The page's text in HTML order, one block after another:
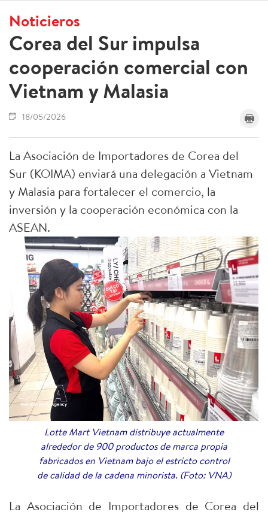
Noticieros
Corea del Sur impulsa
cooperación comercial con
Vietnam y Malasia
18/05/2026
La Asociación de Importadores de Corea del
Sur (KOIMA) enviará una delegación a Vietnam
y Malasia para fortalecer el comercio, la
inversión y la cooperación económica con la
ASEAN.
Lotte Mart Vietnam distribuye actualmente
alrededor de 900 productos de marca propia
fabricados en Vietnam bajo el estricto control
de calidad de la cadena minorista. (Foto: VNA)
La Asociación de Importadores de Corea del